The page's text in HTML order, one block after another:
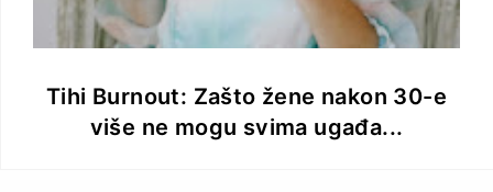
Tihi Burnout: Zašto žene nakon 30-e
više ne mogu svima ugađa...